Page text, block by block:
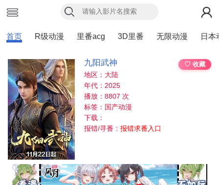
首页 R级动漫 里番acg 3D里番 无限动漫 日本
九阳武神
♡ 收藏
地区：大陆
年代：2025
播放：8807 次
标签：国产动漫
下载：
报错/寻番：报错求番入口